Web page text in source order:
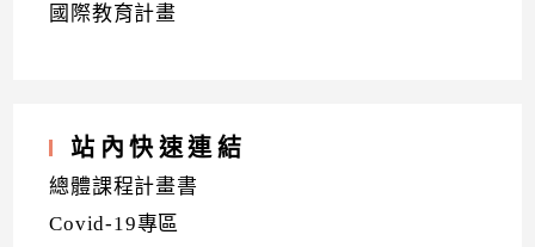
國際教育計畫
站內快速連結
總體課程計畫書
Covid-19專區